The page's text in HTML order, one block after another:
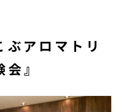
ぶアロマトリ
』